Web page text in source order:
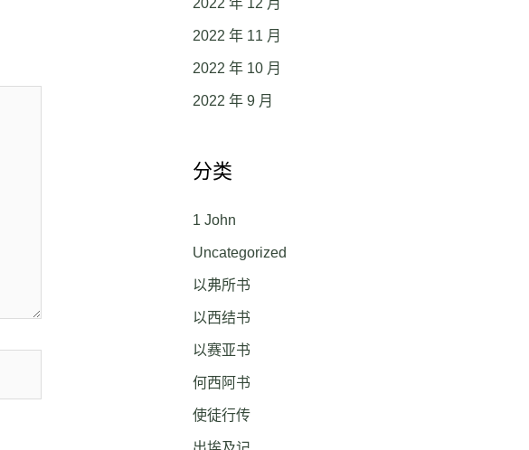
2022 年 12 月
2022 年 11 月
2022 年 10 月
2022 年 9 月
分类
1 John
Uncategorized
以弗所书
以西结书
以赛亚书
何西阿书
使徒行传